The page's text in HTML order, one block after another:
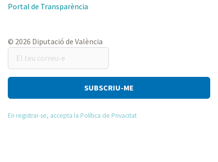
Portal de Transparència
© 2026 Diputació de València
El
teu
correu-
En registrar-se, accepta la Política de Privacitat